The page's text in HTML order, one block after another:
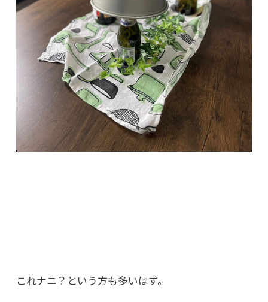
これナニ？という方も多いはず。